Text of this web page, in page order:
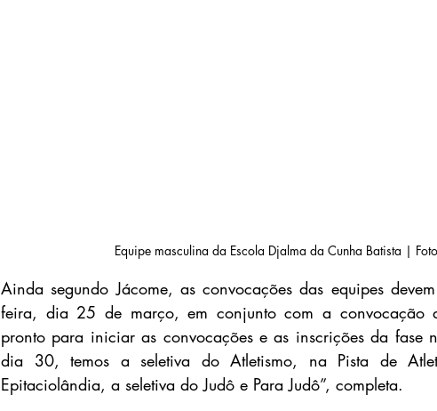
Equipe masculina da Escola Djalma da Cunha Batista |
Ainda segundo Jácome, as convocações das equipes
feira, dia 25 de março, em conjunto com a convocação
pronto para iniciar as convocações e as inscrições da fase
dia 30, temos a seletiva do Atletismo, na Pista de
Epitaciolândia, a seletiva do Judô e Para Judô”, completa.